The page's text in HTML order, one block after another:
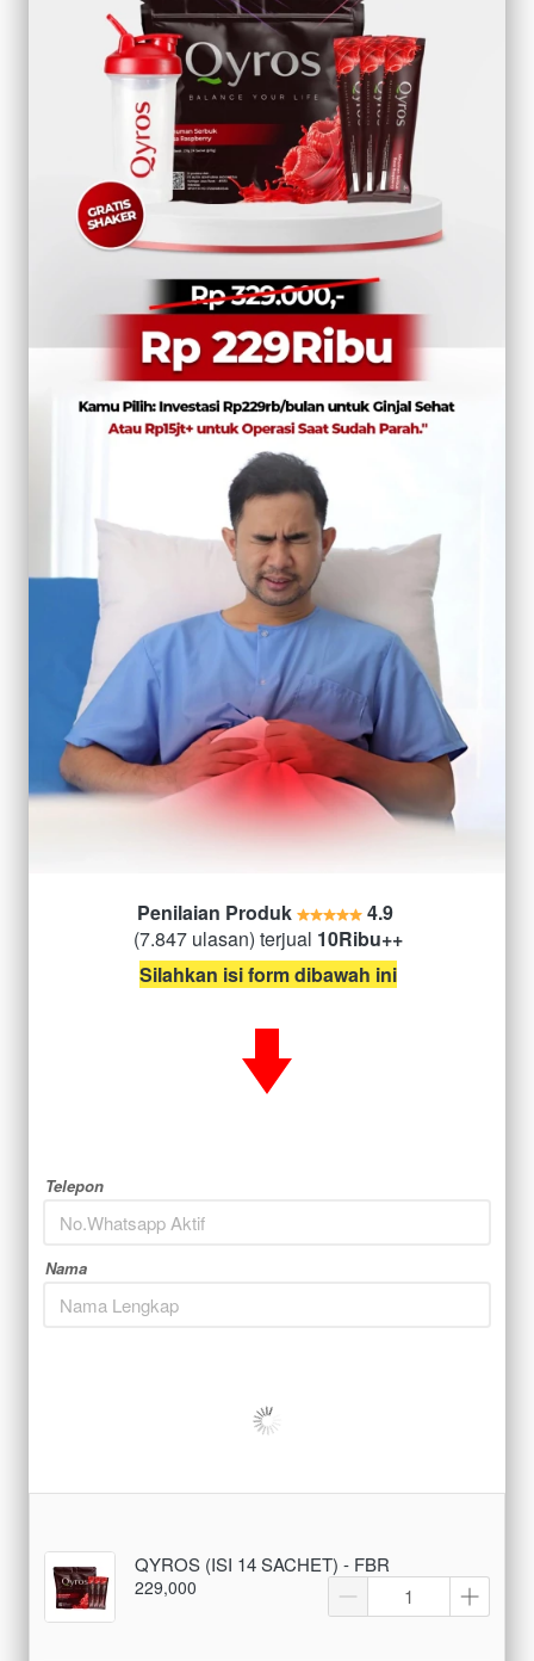
Penilaian Produk
4.9
(7.847 ulasan) terjual 10Ribu++
Silahkan isi form dibawah ini
Telepon
Nama
QYROS (ISI 14 SACHET) - FBR
229,000